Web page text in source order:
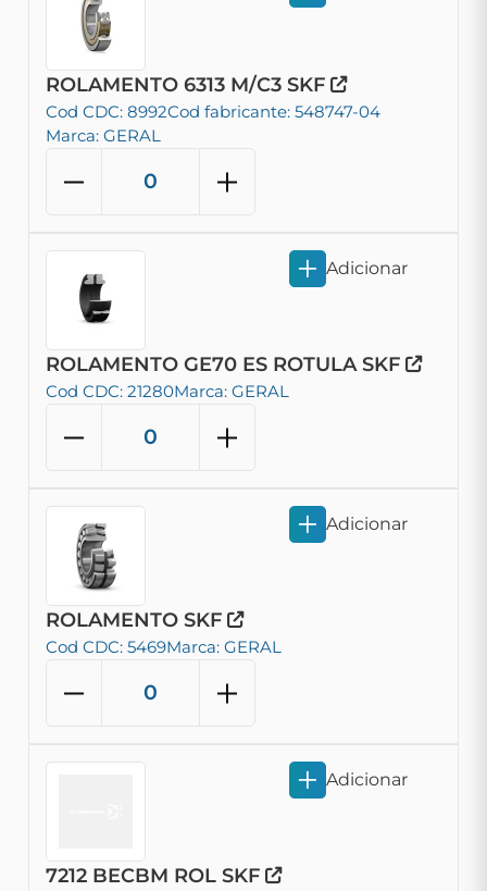
ROLAMENTO 6313 M/C3 SKF
Cod CDC: 8992Cod fabricante: 548747-04
Marca: GERAL
ROLAMENTO GE70 ES ROTULA SKF
Cod CDC: 21280Marca: GERAL
Adicionar
ROLAMENTO SKF
Cod CDC: 5469Marca: GERAL
Adicionar
7212 BECBM ROL SKF
Adicionar